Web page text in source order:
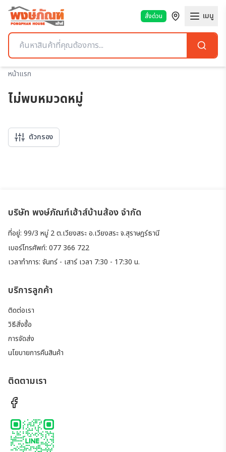
สั่งด่วน เมนู
หน้าแรก
ไม่พบหมวดหมู่
ตัวกรอง
บริษัท พงษ์ภัณฑ์เฮ้าส์บ้านส้อง จำกัด
ที่อยู่: 99/3 หมู่ 2 ต.เวียงสระ อ.เวียงสระ จ.สุราษฎร์ธานี
เบอร์โทรศัพท์: 077 366 722
เวลาทำการ: จันทร์ - เสาร์ เวลา 7:30 - 17:30 น.
บริการลูกค้า
ติดต่อเรา
วิธีสั่งซื้อ
การจัดส่ง
นโยบายการคืนสินค้า
ติดตามเรา